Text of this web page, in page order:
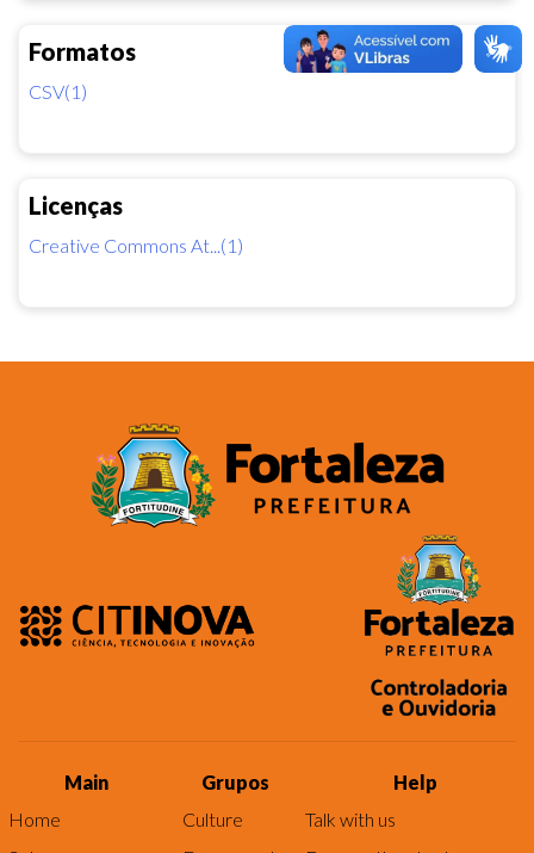
Formatos
CSV(1)
Licenças
Creative Commons At...(1)
Main
Home
Grupos
Culture
Help
Talk with us